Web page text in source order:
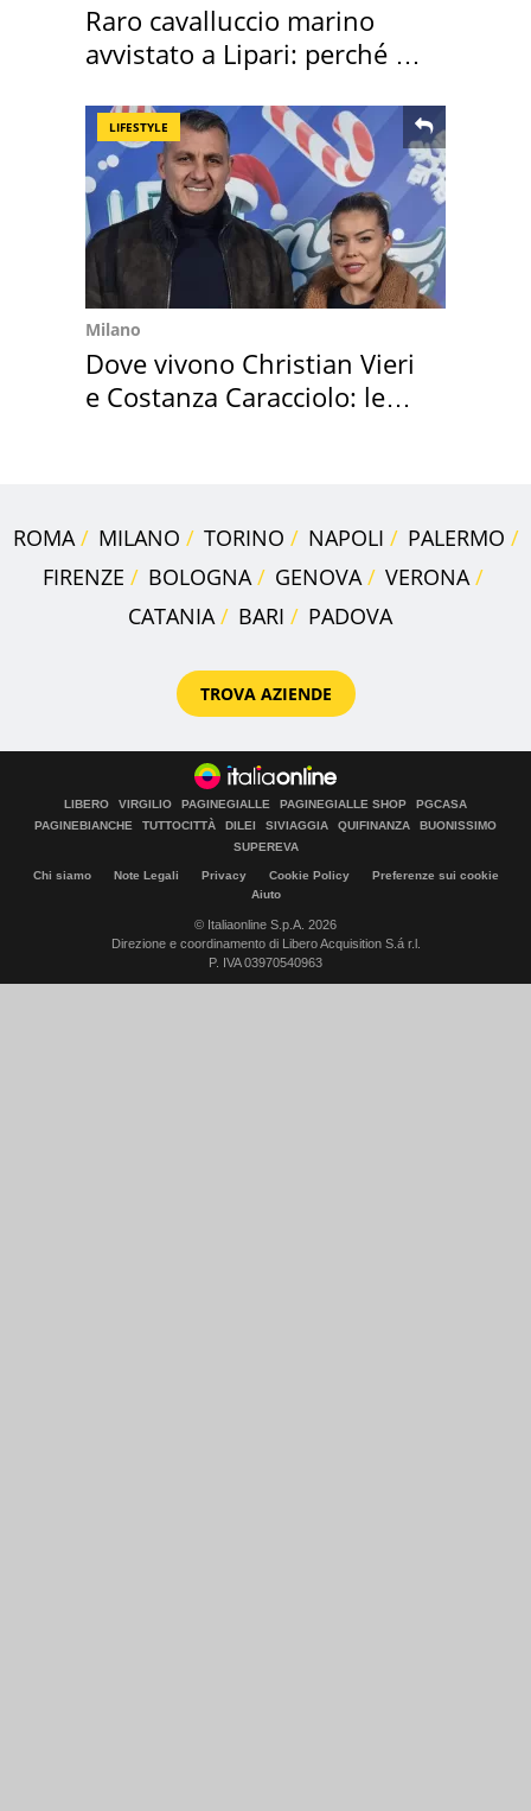
Raro cavalluccio marino
avvistato a Lipari: perché è
LIFESTYLE
Milano
Dove vivono Christian Vieri
e Costanza Caracciolo: le
ROMA MILANO TORINO NAPOLI
PALERMO
FIRENZE
BOLOGNA GENOVA
VERONA
CATANIA
BARI PADOVA
TROVA AZIENDE
LIBERO VIRGILIO PAGINEGIALLE PAGINEGIALLE SHOP
PGCASA
PAGINEBIANCHE
TUTTOCITTÀ DILEI SIVIAGGIA QUIFINANZA
BUONISSIMO
SUPEREVA
Chi siamo Note Legali Privacy Cookie Policy
Preferenze sui cookie
Aiuto
© Italiaonline S.p.A. 2026
Direzione e coordinamento di Libero Acquisition S.á r.l.
P. IVA 03970540963